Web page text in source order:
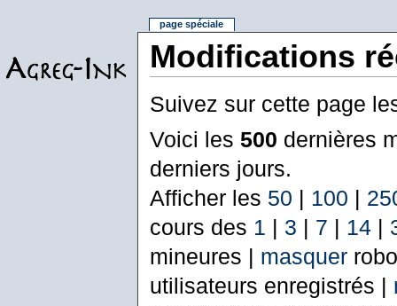
Modifications
Suivez sur cette page
Voici les 500 dernières
derniers jours.
Afficher les 50 | 100 |
cours des 1 | 3 | 7 | 14|
mineures | masquer
utilisateurs enregistrés |
page spéciale